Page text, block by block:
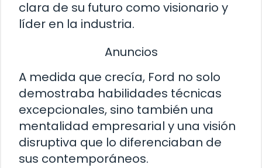
clara de su futuro como visionario y
líder en la industria.
Anuncios
A medida que crecía, Ford no solo
demostraba habilidades técnicas
excepcionales, sino también una
mentalidad empresarial y una visión
disruptiva que lo diferenciaban de
sus contemporáneos.